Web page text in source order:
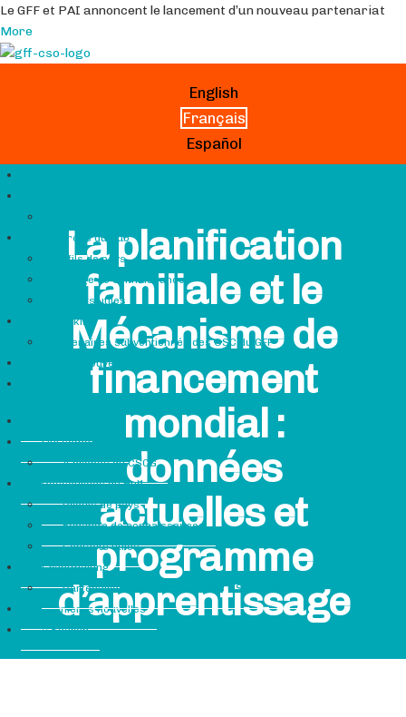
Le GFF et PAI annoncent le lancement d’un nouveau partenariat
More
English
Français
Español
Ressources du Hub
Profils de pays
Échange de connaissances
Contacts utiles
Grantmaking
Partenaires subventionnés des OSC du GFF
Dernières nouvelles
Qui sommes-nous
À propos du CSCG
Ressources du Hub
Profils de pays
Échange de connaissances
Contacts utiles
Grantmaking
Partenaires subventionnés des OSC du GFF
Dernières nouvelles
Search
La planification
familiale et le
Mécanisme de
financement
mondial :
données
actuelles et
programme
d’apprentissage